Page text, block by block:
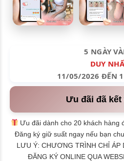
5 NGÀY
DUY
11/05/2026 ĐẾN
Ưu đãi đã
Ưu đãi dành cho 20 khách
Đăng ký giữ suất ngay nếu bạn
LƯU Ý: CHƯƠNG TRÌNH CHỈ ÁP
ĐĂNG KÝ ONLINE QUA